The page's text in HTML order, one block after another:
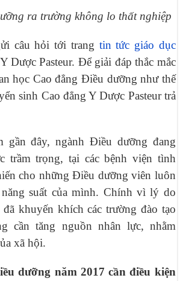
ra trường không lo thất nghiệp
câu hỏi tới trang tin tức giáo dục
Dược Pasteur. Để giải đáp thắc mắc
học Cao đẳng Điều dưỡng như thế
sinh Cao đẳng Y Dược Pasteur trả
gần đây, ngành Điều dưỡng đang
trầm trọng, tại các bệnh viện tình
cho những Điều dưỡng viên luôn
suất của mình. Chính vì lý do
khuyến khích các trường đào tạo
cần tăng nguồn nhân lực, nhằm
xã hội.
dưỡng năm 2017 cần điều kiện